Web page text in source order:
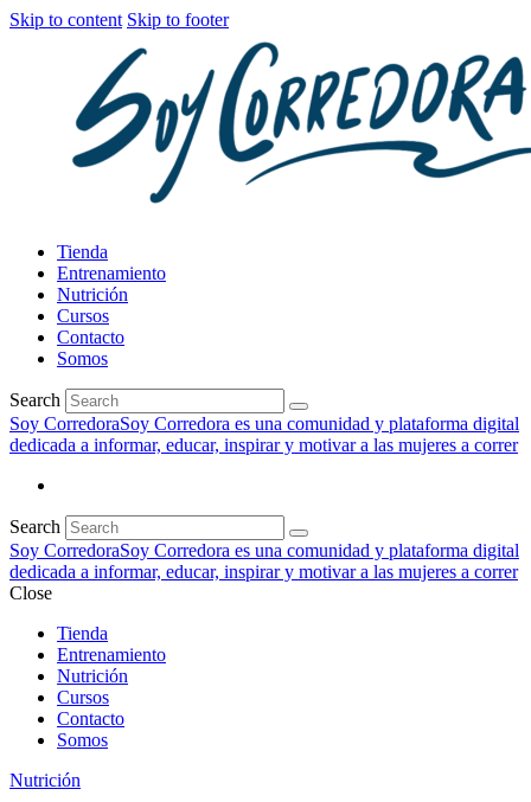
Skip to content Skip to footer
Tienda
Entrenamiento
Nutrición
Cursos
Contacto
Somos
Search
Soy CorredoraSoy Corredora es una comunidad y plataforma digital
dedicada a informar, educar, inspirar y motivar a las mujeres a correr
Search
Soy CorredoraSoy Corredora es una comunidad y plataforma digital
dedicada a informar, educar, inspirar y motivar a las mujeres a correr
Close
Tienda
Entrenamiento
Nutrición
Cursos
Contacto
Somos
Nutrición